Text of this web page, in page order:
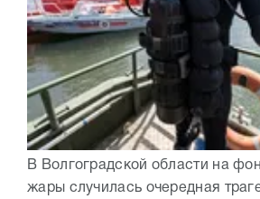
В Волгоградской области на
жары случилась очередная